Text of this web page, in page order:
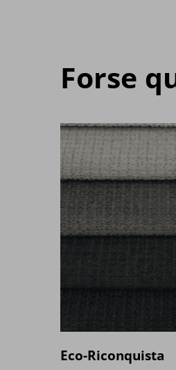
Forse
Eco-Riconquista